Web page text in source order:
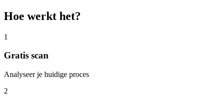
Hoe werkt het?
1
Gratis scan
Analyseer je huidige proces
2